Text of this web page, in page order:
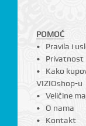
POMOĆ
Pravila i
Privatnost
Kako
VIZIOshop-u
Veličine
O nama
Kontakt